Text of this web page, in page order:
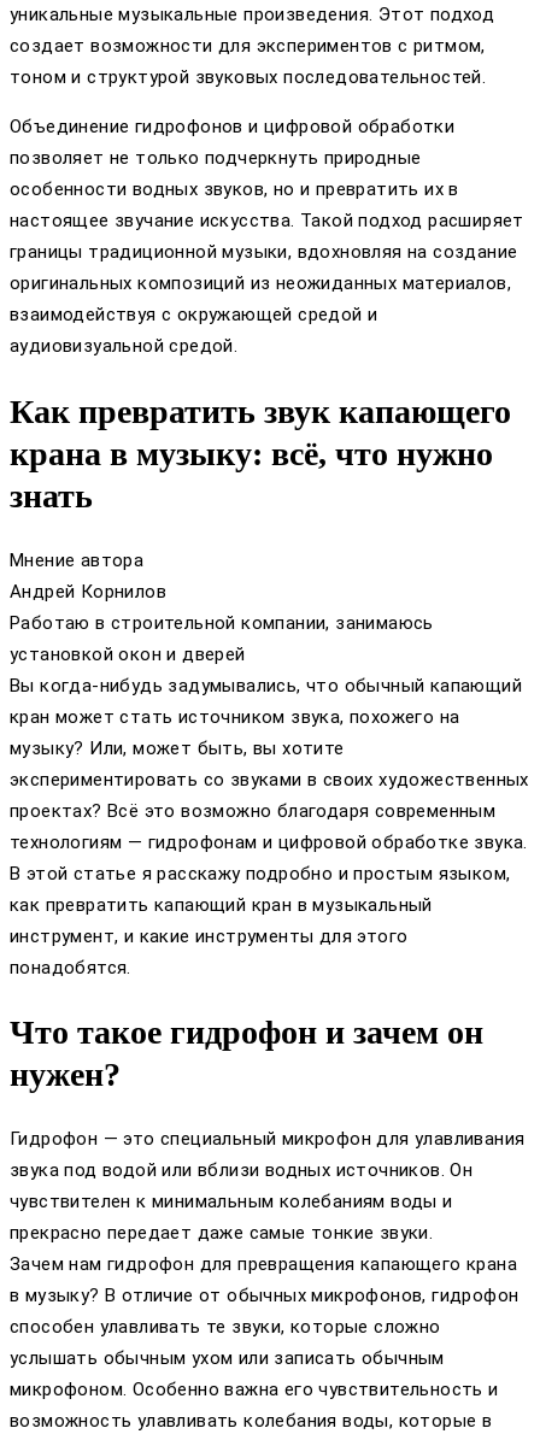
уникальные музыкальные произведения. Этот подход
создает возможности для экспериментов с ритмом,
тоном и структурой звуковых последовательностей.
Объединение гидрофонов и цифровой обработки
позволяет не только подчеркнуть природные
особенности водных звуков, но и превратить их в
настоящее звучание искусства. Такой подход расширяет
границы традиционной музыки, вдохновляя на создание
оригинальных композиций из неожиданных материалов,
взаимодействуя с окружающей средой и
аудиовизуальной средой.
Как превратить звук капающего
крана в музыку: всё, что нужно
знать
Мнение автора
Андрей Корнилов
Работаю в строительной компании, занимаюсь
установкой окон и дверей
Вы когда-нибудь задумывались, что обычный капающий
кран может стать источником звука, похожего на
музыку? Или, может быть, вы хотите
экспериментировать со звуками в своих художественных
проектах? Всё это возможно благодаря современным
технологиям — гидрофонам и цифровой обработке звука.
В этой статье я расскажу подробно и простым языком,
как превратить капающий кран в музыкальный
инструмент, и какие инструменты для этого
понадобятся.
Что такое гидрофон и зачем он
нужен?
Гидрофон — это специальный микрофон для улавливания
звука под водой или вблизи водных источников. Он
чувствителен к минимальным колебаниям воды и
прекрасно передает даже самые тонкие звуки.
Зачем нам гидрофон для превращения капающего крана
в музыку? В отличие от обычных микрофонов, гидрофон
способен улавливать те звуки, которые сложно
услышать обычным ухом или записать обычным
микрофоном. Особенно важна его чувствительность и
возможность улавливать колебания воды, которые в